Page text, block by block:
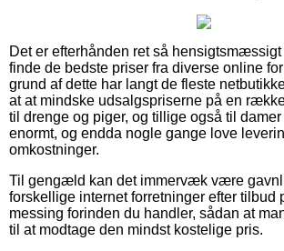
Det er efterhånden ret så
finde de bedste priser fra diverse online
grund af dette har langt de fleste
at at mindske udsalgspriserne på en
til drenge og piger, og tillige også til
enormt, og endda nogle gange love
omkostninger.
Til gengæld kan det immervæk være
forskellige internet forretninger efter tilbud
messing forinden du handler, sådan at
til at modtage den mindst kostelige pris.